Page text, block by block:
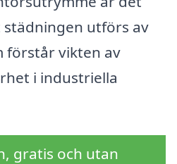
utförs av
förstår vikten av
i industriella
gratis och utan